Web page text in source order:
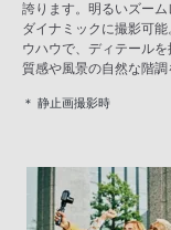
誇ります。明るいズー
ダイナミックに撮影可
ウハウで、ディテール
質感や風景の自然な階調
＊ 静止画撮影時